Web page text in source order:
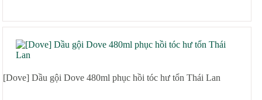
[Dove] Dầu gội Dove 480ml phục hồi tóc hư tổn Thái Lan